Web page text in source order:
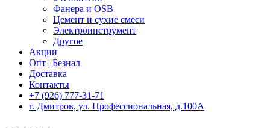
Фанера и OSB
Цемент и сухие смеси
Электроинструмент
Другое
Акции
Опт | Безнал
Доставка
Контакты
+7 (926) 777-31-71
г. Дмитров, ул. Профессиональная, д.100А